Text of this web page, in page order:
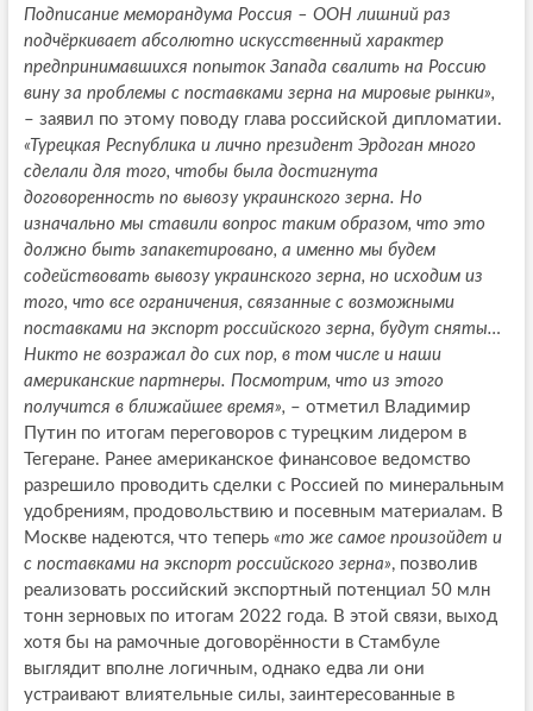
Подписание меморандума Россия – ООН лишний раз
подчёркивает абсолютно искусственный характер
предпринимавшихся попыток Запада свалить на Россию
вину за проблемы с поставками зерна на мировые рынки»,
– заявил по этому поводу глава российской дипломатии.
«Турецкая Республика и лично президент Эрдоган много
сделали для того, чтобы была достигнута
договоренность по вывозу украинского зерна. Но
изначально мы ставили вопрос таким образом, что это
должно быть запакетировано, а именно мы будем
содействовать вывозу украинского зерна, но исходим из
того, что все ограничения, связанные с возможными
поставками на экспорт российского зерна, будут сняты…
Никто не возражал до сих пор, в том числе и наши
американские партнеры. Посмотрим, что из этого
получится в ближайшее время», – отметил Владимир
Путин по итогам переговоров с турецким лидером в
Тегеране. Ранее американское финансовое ведомство
разрешило проводить сделки с Россией по минеральным
удобрениям, продовольствию и посевным материалам. В
Москве надеются, что теперь «то же самое произойдет и
с поставками на экспорт российского зерна», позволив
реализовать российский экспортный потенциал 50 млн
тонн зерновых по итогам 2022 года. В этой связи, выход
хотя бы на рамочные договорённости в Стамбуле
выглядит вполне логичным, однако едва ли они
устраивают влиятельные силы, заинтересованные в